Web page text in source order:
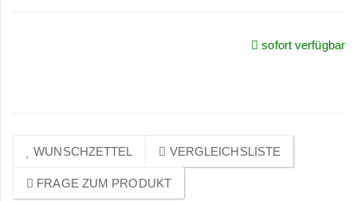
sofort verfügbar
WUNSCHZETTEL VERGLEICHSLISTE
FRAGE ZUM PRODUKT